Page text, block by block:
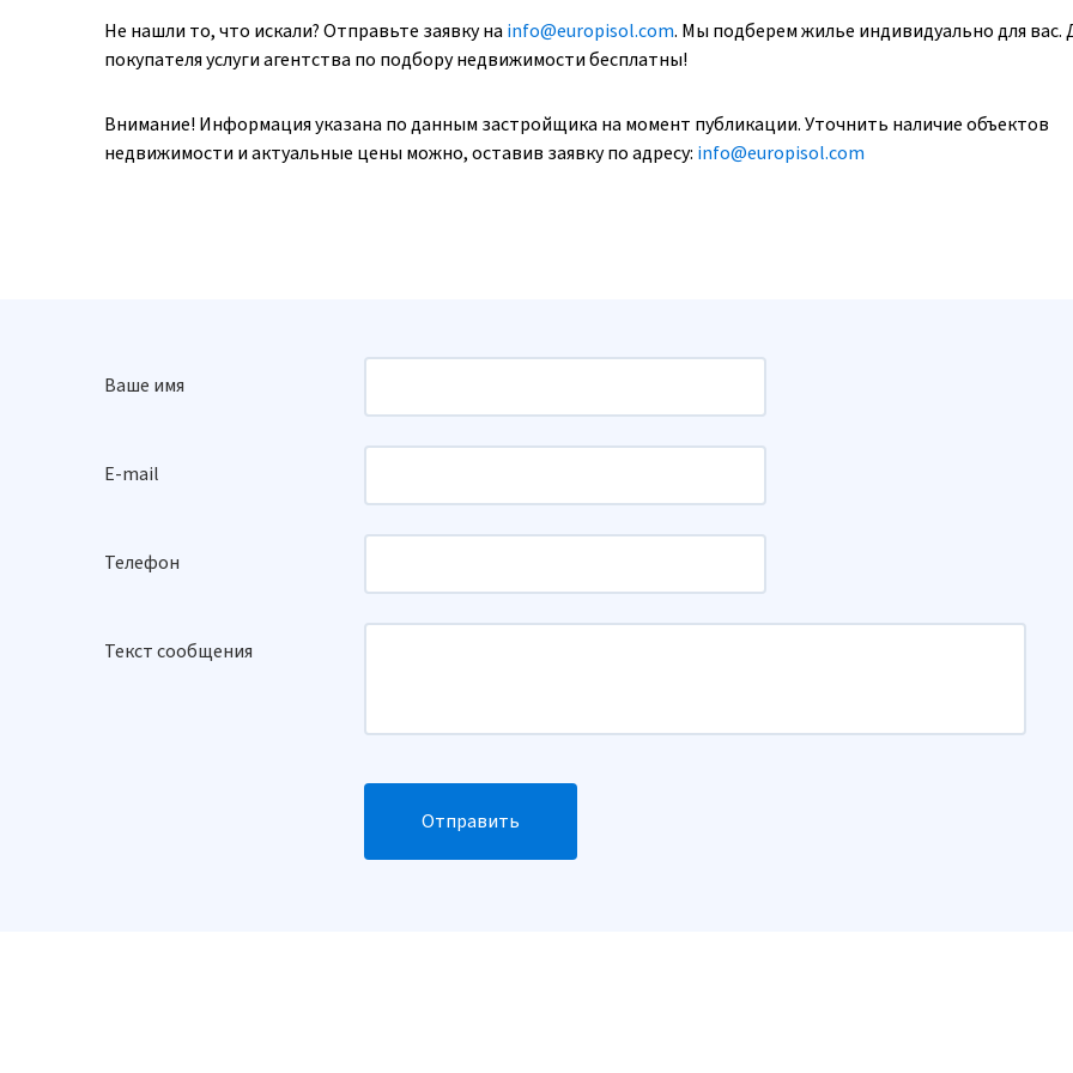
Не нашли то, что искали? Отправьте заявку наinfo@europisol.com. Мы подберем жилье индивидуально для вас.
покупателя услуги агентства по подбору недвижимости бесплатны!
Внимание! Информация указана по данным застройщика на момент публикации. Уточнить наличие объектов
недвижимости и актуальные цены можно, оставив заявку по адресу: info@europisol.com
Ваше имя
E-mail
Телефон
Текст сообщения
Отправить